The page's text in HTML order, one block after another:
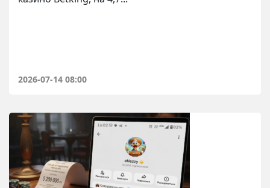
2026-07-14 08:00